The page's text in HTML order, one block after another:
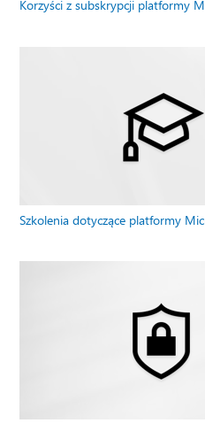
Korzyści z subskrypcji platformy
Szkolenia dotyczące platformy